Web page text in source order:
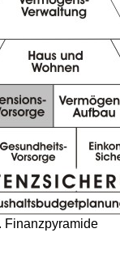
Finanzpyramide